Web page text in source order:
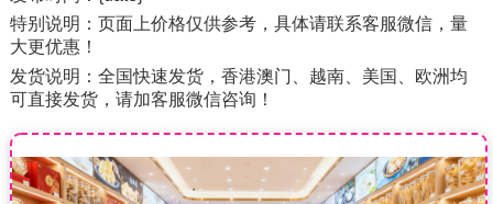
特别说明：页面上价格仅供参考，具体请联系客服微信，量
大更优惠！
发货说明：全国快速发货，香港澳门、越南、美国、欧洲均
可直接发货，请加客服微信咨询！